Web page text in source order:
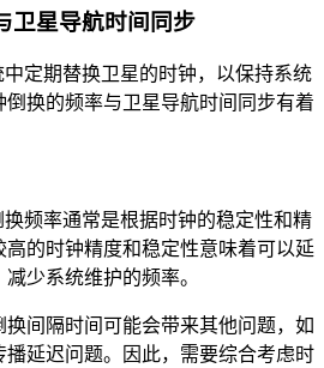
卫星导航时间同步
中定期替换卫星的时钟，以保持系统
换的频率与卫星导航时间同步有着
频率通常是根据时钟的稳定性和精
的时钟精度和稳定性意味着可以延
少系统维护的频率。
间隔时间可能会带来其他问题，如
播延迟问题。因此，需要综合考虑时